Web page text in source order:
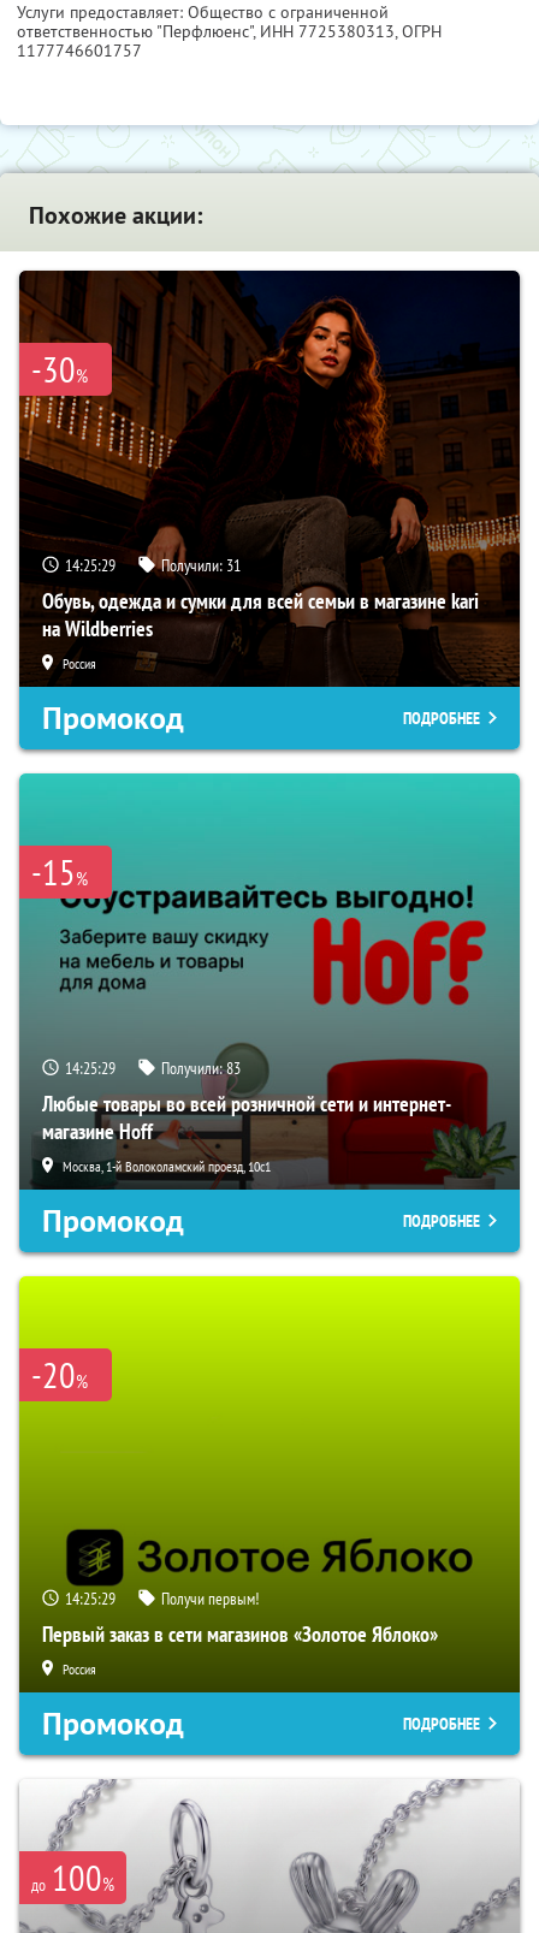
Услуги предоставляет: Общество с ограниченной
ответственностью "Перфлюенс", ИНН 7725380313, ОГРН
1177746601757
Похожие акции:
-30%
14:25:28 Получили: 31
Обувь, одежда и сумки для всей семьи в магазине kari
на Wildberries
Россия
Промокод ПОДРОБНЕЕ
-15%
14:25:28 Получили:83
Любые товары во всей розничной сети и интернет-
магазине Hoff
Москва, 1-й Волоколамский проезд, 10с1
Промокод ПОДРОБНЕЕ
-20%
14:25:28 Получи первым!
Первый заказ в сети магазинов «Золотое Яблоко»
Россия
Промокод ПОДРОБНЕЕ
до 100%